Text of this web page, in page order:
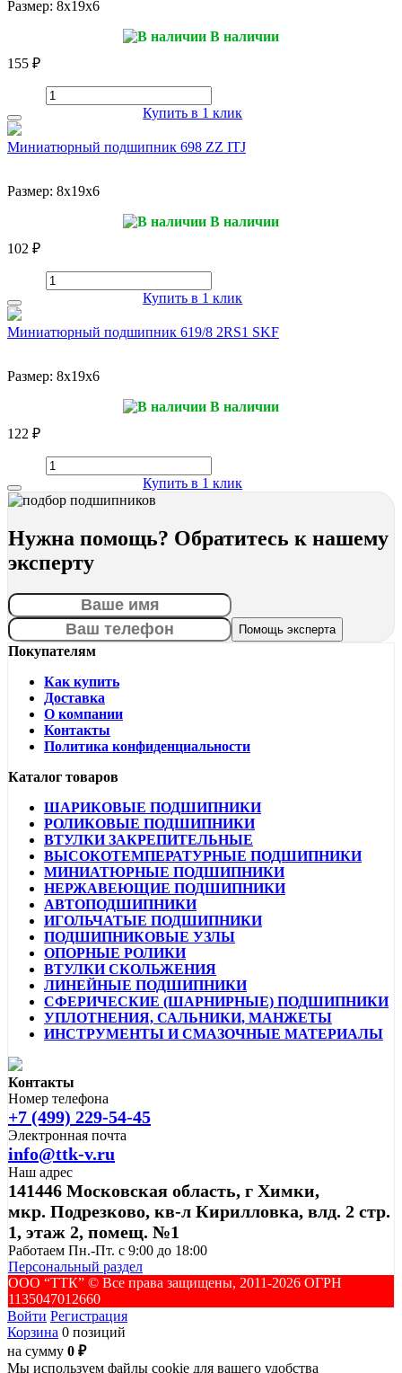
Размер: 8x19x6
В наличии
155 ₽
Купить в 1 клик
Миниатюрный подшипник 698 ZZ ITJ
Размер: 8x19x6
В наличии
102 ₽
Купить в 1 клик
Миниатюрный подшипник 619/8 2RS1 SKF
Размер: 8x19x6
В наличии
122 ₽
Купить в 1 клик
Нужна помощь? Обратитесь к нашему
эксперту
Покупателям
Как купить
Доставка
О компании
Контакты
Политика конфиденциальности
Каталог товаров
ШАРИКОВЫЕ ПОДШИПНИКИ
РОЛИКОВЫЕ ПОДШИПНИКИ
ВТУЛКИ ЗАКРЕПИТЕЛЬНЫЕ
ВЫСОКОТЕМПЕРАТУРНЫЕ ПОДШИПНИКИ
МИНИАТЮРНЫЕ ПОДШИПНИКИ
НЕРЖАВЕЮЩИЕ ПОДШИПНИКИ
АВТОПОДШИПНИКИ
ИГОЛЬЧАТЫЕ ПОДШИПНИКИ
ПОДШИПНИКОВЫЕ УЗЛЫ
ОПОРНЫЕ РОЛИКИ
ВТУЛКИ СКОЛЬЖЕНИЯ
ЛИНЕЙНЫЕ ПОДШИПНИКИ
СФЕРИЧЕСКИЕ (ШАРНИРНЫЕ) ПОДШИПНИКИ
УПЛОТНЕНИЯ, САЛЬНИКИ, МАНЖЕТЫ
ИНСТРУМЕНТЫ И СМАЗОЧНЫЕ МАТЕРИАЛЫ
Контакты
Номер телефона
+7 (499) 229-54-45
Электронная почта
info@ttk-v.ru
Наш адрес
141446 Московская область, г Химки,
мкр. Подрезково, кв-л Кирилловка, влд. 2 стр.
1, этаж 2, помещ. №1
Работаем Пн.-Пт. с 9:00 до 18:00
Персональный раздел
ООО “ТТК” ©️ Все права защищены, 2011-2026 ОГРН
1135047012660
Войти Регистрация
Корзина 0 позиций
на сумму 0 ₽
Мы используем файлы cookie для вашего удобства